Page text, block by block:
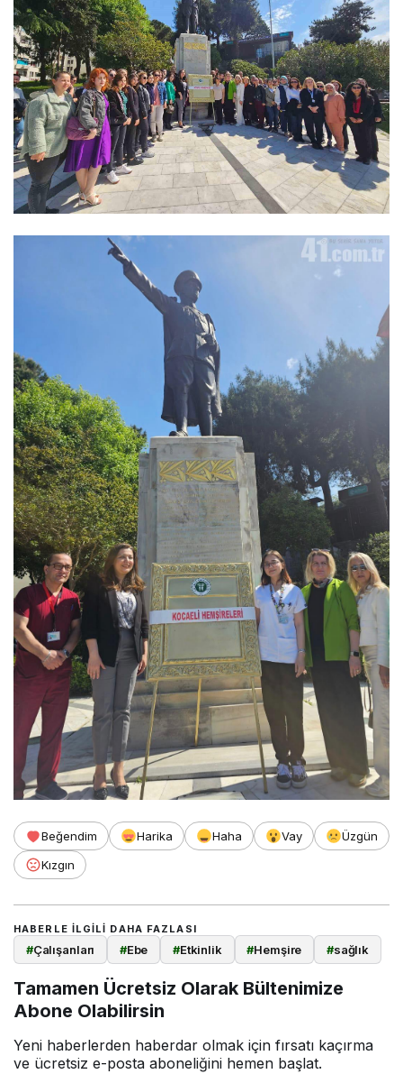
Beğendim Harika Haha Vay
Üzgün
Kızgın
HABERLE ILGILI DAHA FAZLASI
#Çalışanları #Ebe #Etkinlik #Hemşire #sağlık
Tamamen Ücretsiz Olarak Bültenimize
Abone Olabilirsin
Yeni haberlerden haberdar olmak için fırsatı kaçırma
ve ücretsiz e-posta aboneliğini hemen başlat.